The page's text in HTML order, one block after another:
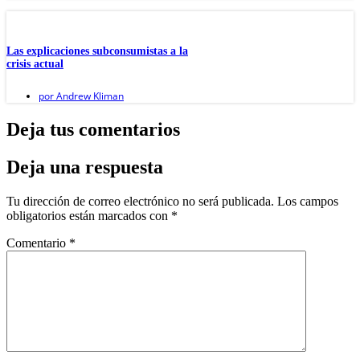
Las explicaciones subconsumistas a la
crisis actual
porAndrew Kliman
Deja tus comentarios
Deja una respuesta
Tu dirección de correo electrónico no será publicada. Los campos
obligatorios están marcados con *
Comentario *